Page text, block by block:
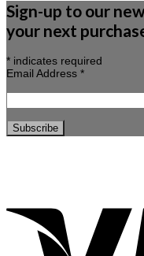
Sign-up to our
your next
* indicates required
Email Address *